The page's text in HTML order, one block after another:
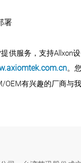
署
供服务，支持
。
有兴趣的厂商与我